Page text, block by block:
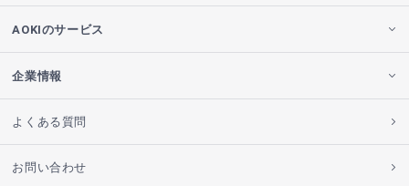
AOKIのサービス
企業情報
よくある質問
お問い合わせ